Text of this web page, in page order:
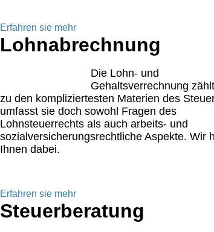
Erfahren sie mehr
Lohnabrechnung
Die Lohn- und
Gehaltsverrechnung
zu den kompliziertesten Materien des
umfasst sie doch sowohl Fragen des
Lohnsteuerrechts als auch arbeits- und
sozialversicherungsrechtliche Aspekte. Wir
Ihnen dabei.
Erfahren sie mehr
Steuerberatung